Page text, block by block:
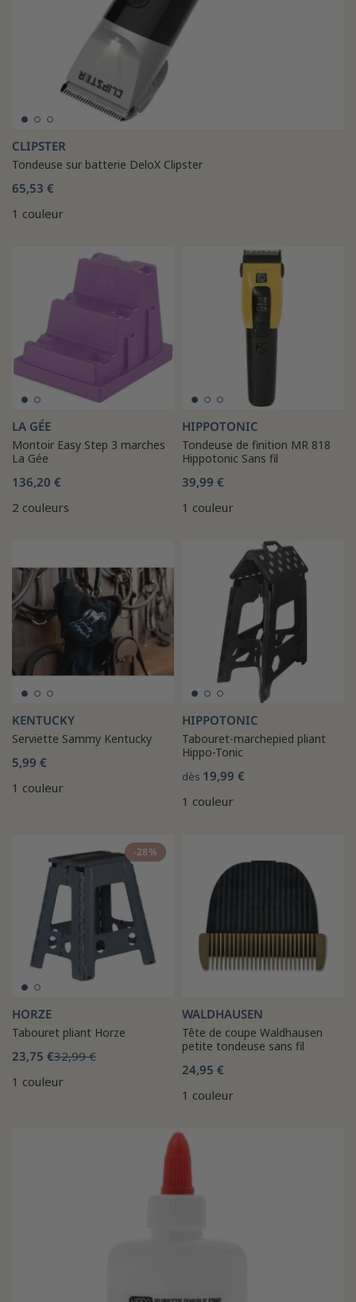
CLIPSTER
Tondeuse sur batterie DeloX Clipster
65,53 €
1 couleur
LA GÉE
Montoir Easy Step 3 marches
La Gée
136,20 €
2 couleurs
HIPPOTONIC
Tondeuse de finition MR 818
Hippotonic Sans fil
39,99 €
1 couleur
KENTUCKY
Serviette Sammy Kentucky
5,99 €
1 couleur
HIPPOTONIC
Tabouret-marchepied pliant
Hippo-Tonic
dès 19,99 €
1 couleur
-28%
HORZE
Tabouret pliant Horze
23,75 €32,99 €
1 couleur
WALDHAUSEN
Tête de coupe Waldhausen
petite tondeuse sans fil
24,95 €
1 couleur